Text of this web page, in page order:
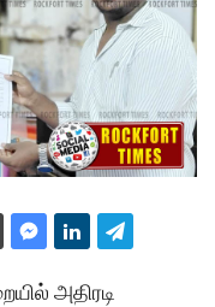
அதிரடி